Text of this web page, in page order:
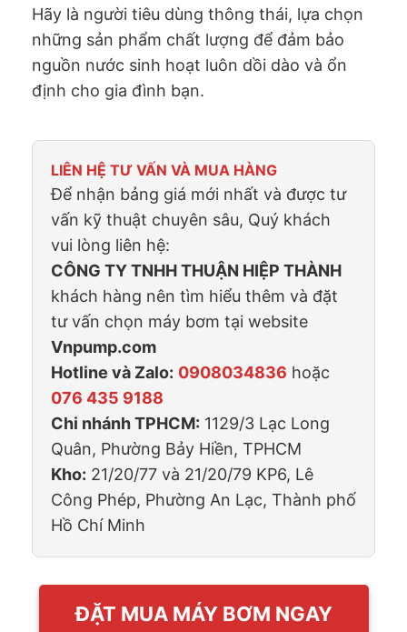
Hãy là người tiêu dùng thông thái, lựa chọn
những sản phẩm chất lượng để đảm bảo
nguồn nước sinh hoạt luôn dồi dào và ổn
định cho gia đình bạn.
LIÊN HỆ TƯ VẤN VÀ MUA HÀNG
Để nhận bảng giá mới nhất và được tư
vấn kỹ thuật chuyên sâu, Quý khách
vui lòng liên hệ:
CÔNG TY TNHH THUẬN HIỆP THÀNH
khách hàng nên tìm hiểu thêm và đặt
tư vấn chọn máy bơm tại website
Vnpump.com
Hotline và Zalo: 0908034836 hoặc
076 435 9188
Chi nhánh TPHCM: 1129/3 Lạc Long
Quân, Phường Bảy Hiền, TPHCM
Kho: 21/20/77 và 21/20/79 KP6, Lê
Công Phép, Phường An Lạc, Thành phố
Hồ Chí Minh
ĐẶT MUA MÁY BƠM NGAY